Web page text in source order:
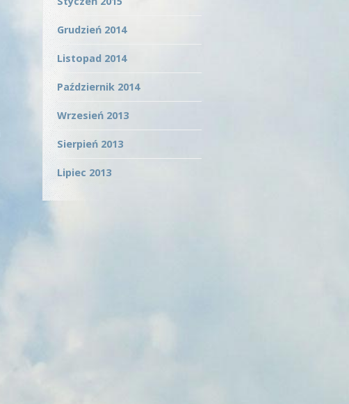
Grudzień 2014
Listopad 2014
Październik 2014
Wrzesień 2013
Sierpień 2013
Lipiec 2013